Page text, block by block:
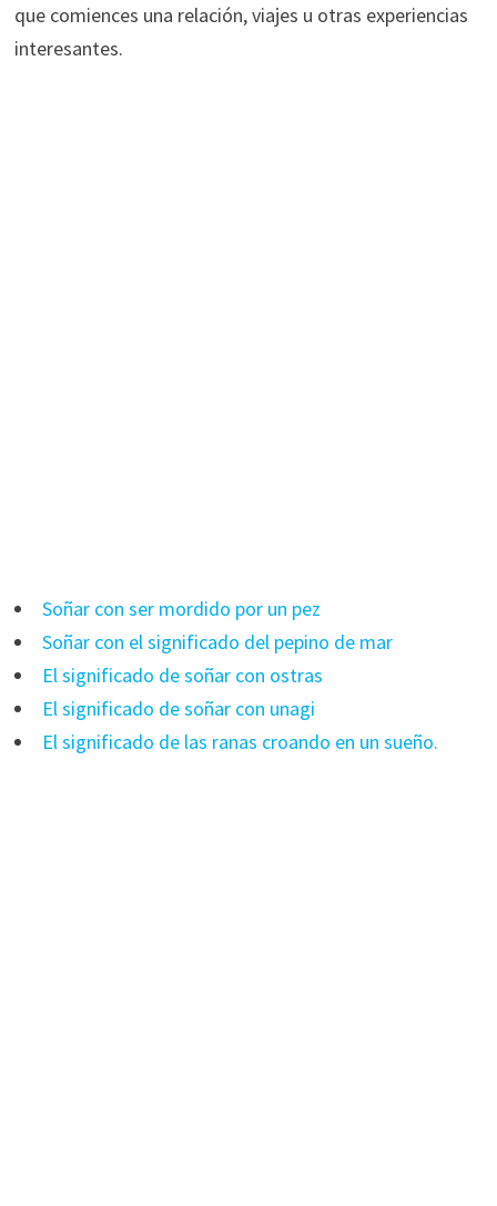
que comiences una relación, viajes u otras experiencias
interesantes.
Soñar con ser mordido por un pez
Soñar con el significado del pepino de mar
El significado de soñar con ostras
El significado de soñar con unagi
El significado de las ranas croando en un sueño.